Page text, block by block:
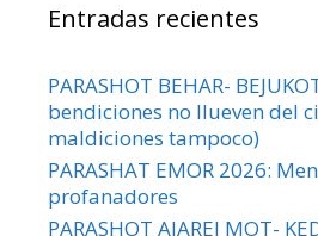
Entradas recientes
PARASHOT BEHAR-
bendiciones no llueven del
maldiciones tampoco)
PARASHAT EMOR 2026:
profanadores
PARASHOT AJAREI MOT-